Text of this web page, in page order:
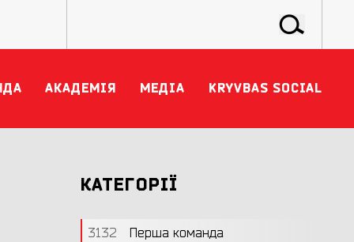
АКАДЕМІЯ МЕДІА KRYVBAS SOCIAL
КАТЕГОРІЇ
3132
Перша команда